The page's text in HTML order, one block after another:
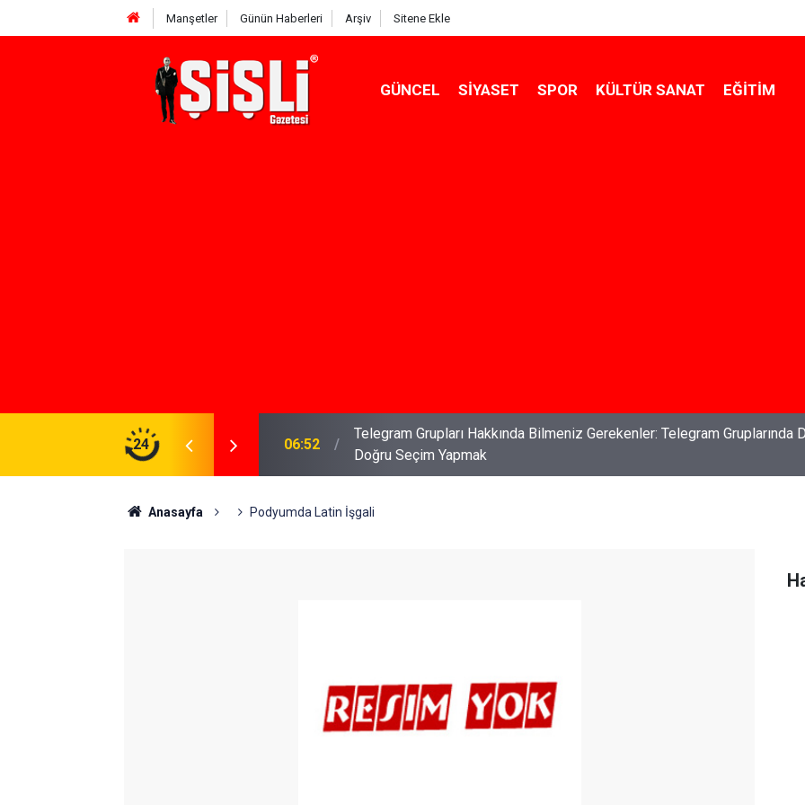
Manşetler Günün Haberleri Arşiv Sitene Ekle
GÜNCEL SIYASET SPOR KÜLTÜR SANAT EĞITIM
24
Gerekenler: Telegram Gruplarında Daha
04:43 İş Davaları: Haklarınızı Bilmek ve Koruma Altına Almak
Anasayfa Podyumda Latin İşgali